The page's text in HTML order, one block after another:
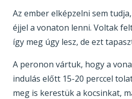
Az ember elképzelni sem
éjjel a vonaton lenni. Voltak
így meg úgy lesz, de ezt
A peronon vártuk, hogy a
indulás előtt 15-20 perccel
meg is kerestük a kocsinkat,